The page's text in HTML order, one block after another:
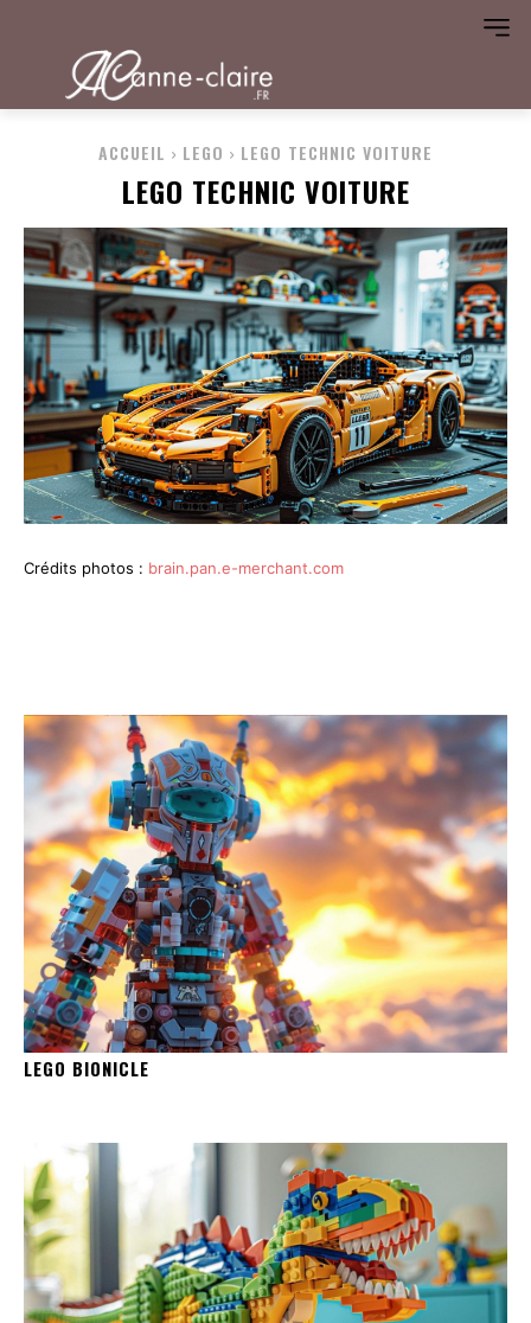
ACCUEIL LEGO LEGO TECHNIC VOITURE
LEGO TECHNIC VOITURE
Crédits photos : brain.pan.e-merchant.com
LEGO BIONICLE